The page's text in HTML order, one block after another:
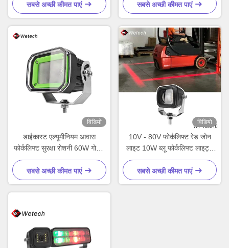
सबसे अच्छी कीमत पाएं
सबसे अच्छी कीमत पाएं
विडियो
डाईकास्ट एल्यूमीनियम आवास
फोर्कलिफ्ट सुरक्षा रोशनी 60W गोदाम
सुरक्षा रोशनी IP67
सबसे अच्छी कीमत पाएं
विडियो
10V - 80V फोर्कलिफ्ट रेड जोन
लाइट 10W ब्लू फोर्कलिफ्ट लाइट्स
विथ डाईकास्ट एल्यूमीनियम हाउसिंग
सबसे अच्छी कीमत पाएं